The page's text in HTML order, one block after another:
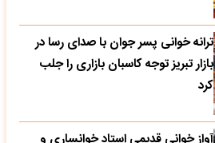
ترانه خوانی پسر جوان با صدای رسا در
بازار تبریز توجه کاسبان بازاری را جلب
کرد